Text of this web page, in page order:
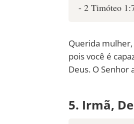
- 2 Timóteo
Querida
pois você é
Deus. O
5. Irmã,